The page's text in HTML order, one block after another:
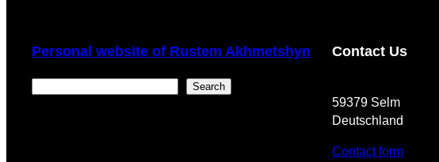
Personal website of Rustem Akhmetshyn
Search
Contact Us
​59379 Selm
Deutschland
Contact form